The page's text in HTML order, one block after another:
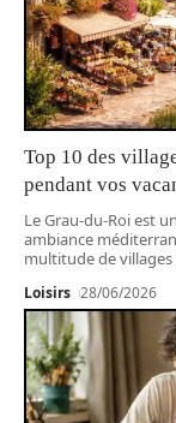
Top 10 des
pendant vos
Le Grau-du-Roi est
ambiance
multitude de
Loisirs 28/06/2026